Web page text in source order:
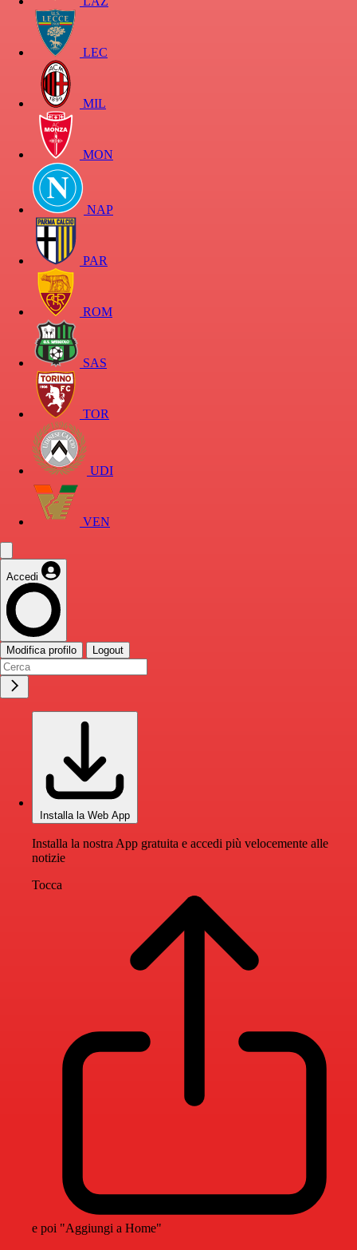
LEC
MIL
MON
NAP
PAR
ROM
SAS
TOR
UDI
VEN
Accedi
Modifica profilo Logout
Installa la Web App
Installa la nostra App gratuita e accedi più velocemente alle
notizie
Tocca
e poi "Aggiungi a Home"